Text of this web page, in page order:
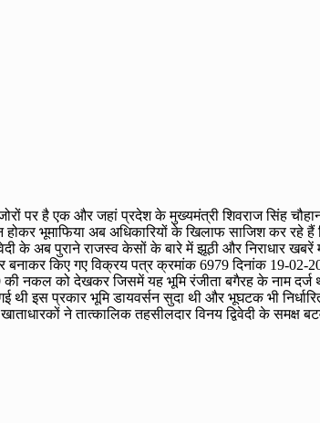
पर है एक और जहां प्रदेश के मुख्यमंत्री शिवराज सिंह
होकर भूमाफिया अब अधिकारियों के खिलाफ साजिश कर रहे
के अब पुराने राजस्व केसों के बारे में झूठी और निराधार खबरें
बनाकर किए गए विक्रय पत्र क्रमांक 6979 दिनांक 19-
की नकल को देखकर जिसमें यह भूमि रंजीता बगैरह के नाम
गई थी इस प्रकार भूमि डायवर्सन सुदा थी और भूघटक भी
ने तात्कालिक तहसीलदार विनय द्विवेदी के